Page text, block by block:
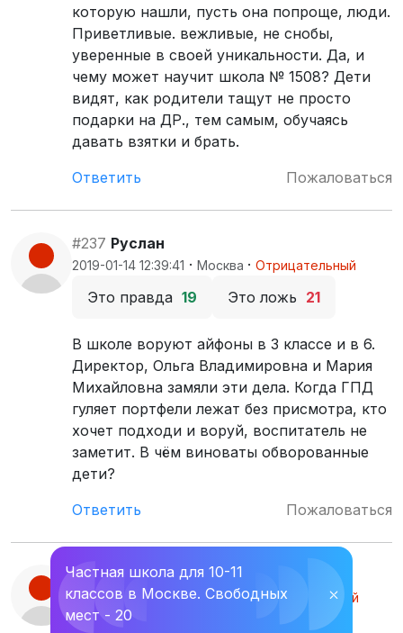
которую нашли, пусть она попроще, люди.
Приветливые. вежливые, не снобы,
уверенные в своей уникальности. Да, и
чему может научит школа № 1508? Дети
видят, как родители тащут не просто
подарки на ДР., тем самым, обучаясь
давать взятки и брать.
Ответить
Пожаловаться
#237 Руслан
2019-01-14 12:39:41 · Москва · Отрицательный
Это правда 19 Это ложь 21
В школе воруют айфоны в 3 классе и в 6.
Директор, Ольга Владимировна и Мария
Михайловна замяли эти дела. Когда ГПД
гуляет портфели лежат без присмотра, кто
хочет подходи и воруй, воспитатель не
заметит. В чём виноваты обворованные
дети?
Ответить
Пожаловаться
#236 Женя Жопина
2018-08-18 17:21:22· Москва·Отрицательный
Это правда Это ложь 15
Частная школа для 10-11
классов в Москве. Свободных
мест - 20
⛌